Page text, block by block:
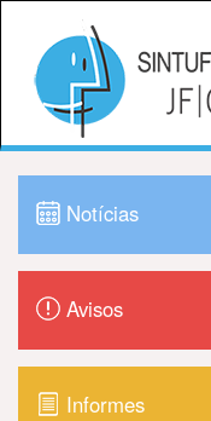
Notícias
Avisos
Informes